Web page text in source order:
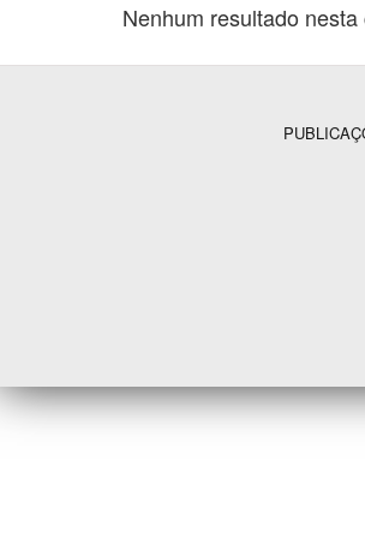
Nenhum resultado